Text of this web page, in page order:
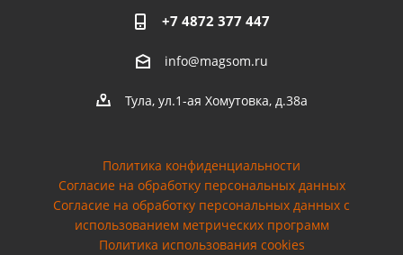
+7 4872 377 447
info@magsom.ru
Тула, ул.1-ая Хомутовка, д.38а
Политика конфиденциальности
Согласие на обработку персональных данных
Cогласие на обработку персональных данных с
использованием метрических программ
Политика использования cookies